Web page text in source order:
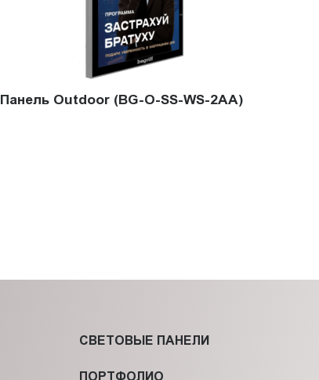
Панель Outdoor (BG-O-SS-WS-2AA)
СВЕТОВЫЕ ПАНЕЛИ
ПОРТФОЛИО